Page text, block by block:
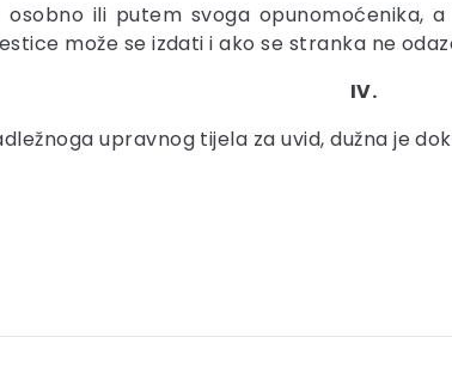
osobno ili putem svoga
može se izdati i ako se stranka ne
IV.
upravnog tijela za uvid, dužna je